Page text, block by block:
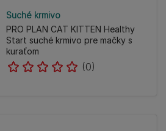
Suché krmivo
PRO PLAN CAT KITTEN Healthy
Start suché krmivo pre mačky s
kuraťom
(0)